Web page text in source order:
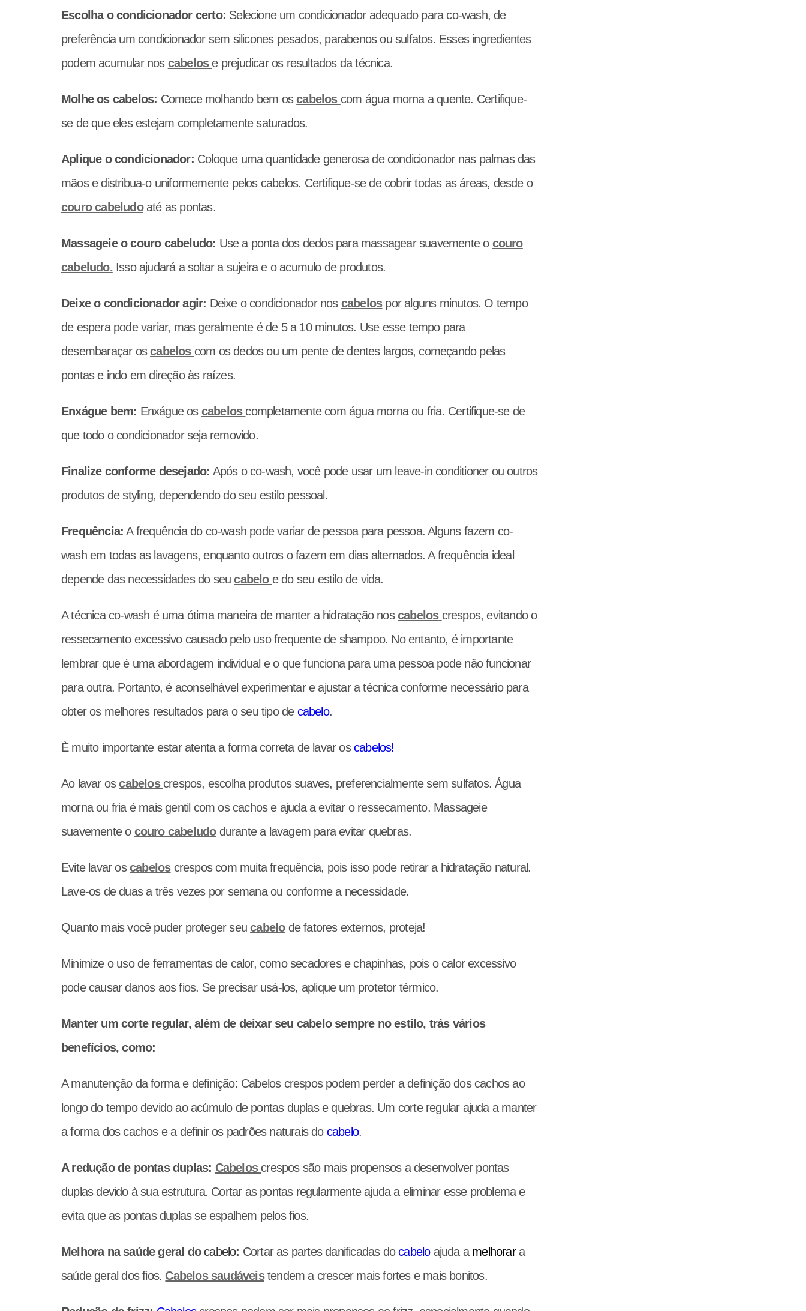
Escolha o condicionador certo: Selecione um condicionador adequado para co-wash, de
preferência um condicionador sem silicones pesados, parabenos ou sulfatos. Esses ingredientes
podem acumular nos cabelos e prejudicar os resultados da técnica.
Molhe os cabelos: Comece molhando bem oscabelos com água morna a quente. Certifique-
se de que eles estejam completamente saturados.
Aplique o condicionador: Coloque uma quantidade generosa de condicionador nas palmas das
mãos e distribua-o uniformemente pelos cabelos. Certifique-se de cobrir todas as áreas, desde o
couro cabeludoaté as pontas.
Massageie o couro cabeludo: Use a ponta dos dedos para massagear suavemente o couro
cabeludo.Isso ajudará a soltar a sujeira e o acumulo de produtos.
Deixe o condicionador agir: Deixe o condicionador nos cabelospor alguns minutos. O tempo
de espera pode variar, mas geralmente é de 5 a 10 minutos. Use esse tempo para
desembaraçar oscabelos com os dedos ou um pente de dentes largos, começando pelas
pontas e indo em direção às raízes.
Enxágue bem: Enxágue os cabelos completamente com água morna ou fria. Certifique-se de
que todo o condicionador seja removido.
Finalize conforme desejado: Após o co-wash, você pode usar um leave-in conditioner ou outros
produtos de styling, dependendo do seu estilo pessoal.
Frequência: A frequência do co-wash pode variar de pessoa para pessoa. Alguns fazem co-
wash em todas as lavagens, enquanto outros o fazem em dias alternados. A frequência ideal
depende das necessidades do seucabelo e do seu estilo de vida.
A técnica co-wash é uma ótima maneira de manter a hidratação noscabelos crespos, evitando o
ressecamento excessivo causado pelo uso frequente de shampoo. No entanto, é importante
lembrar que é uma abordagem individual e o que funciona para uma pessoa pode não funcionar
para outra. Portanto, é aconselhável experimentar e ajustar a técnica conforme necessário para
obter os melhores resultados para o seu tipo de cabelo.
È muito importante estar atenta a forma correta de lavar oscabelos!
Ao lavar oscabelos crespos, escolha produtos suaves, preferencialmente sem sulfatos. Água
morna ou fria é mais gentil com os cachos e ajuda a evitar o ressecamento. Massageie
suavemente o couro cabeludodurante a lavagem para evitar quebras.
Evite lavar oscabeloscrespos com muita frequência, pois isso pode retirar a hidratação natural.
Lave-os de duas a três vezes por semana ou conforme a necessidade.
Quanto mais você puder proteger seucabelode fatores externos, proteja!
Minimize o uso de ferramentas de calor, como secadores e chapinhas, pois o calor excessivo
pode causar danos aos fios. Se precisar usá-los, aplique um protetor térmico.
Manter um corte regular, além de deixar seu cabelo sempre no estilo, trás vários
benefícios, como:
A manutenção da forma e definição: Cabelos crespos podem perder a definição dos cachos ao
longo do tempo devido ao acúmulo de pontas duplas e quebras. Um corte regular ajuda a manter
a forma dos cachos e a definir os padrões naturais do cabelo.
A redução de pontas duplas: Cabelos crespos são mais propensos a desenvolver pontas
duplas devido à sua estrutura. Cortar as pontas regularmente ajuda a eliminar esse problema e
evita que as pontas duplas se espalhem pelos fios.
Melhora na saúde geral docabelo: Cortar as partes danificadas docabeloajuda a melhorara
saúde geral dos fios. Cabelos saudáveistendem a crescer mais fortes e mais bonitos.